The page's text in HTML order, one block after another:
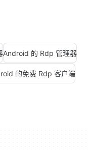
Android 的 Rdp 管理器
的免费 Rdp 客户端